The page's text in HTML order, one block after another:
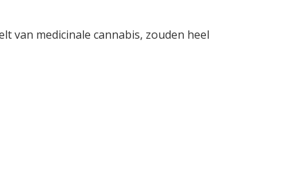
van medicinale cannabis, zouden heel